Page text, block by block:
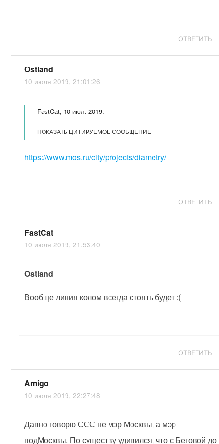
ОТВЕТИТЬ
Ostland
10 июля 2019, 21:01:26
FastCat, 10 июл. 2019:
ПОКАЗАТЬ ЦИТИРУЕМОЕ СООБЩЕНИЕ
https://www.mos.ru/city/projects/diametry/
ОТВЕТИТЬ
FastCat
10 июля 2019, 21:53:40
Ostland
Вообще линия колом всегда стоять будет :(
ОТВЕТИТЬ
Amigo
10 июля 2019, 22:27:48
Давно говорю ССС не мэр Москвы, а мэр
подМосквы. По существу удивился, что с Беговой до